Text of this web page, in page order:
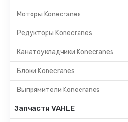
Моторы Konecranes
Редукторы Konecranes
Канатоукладчики Konecranes
Блоки Konecranes
Выпрямители Konecranes
Запчасти VAHLE